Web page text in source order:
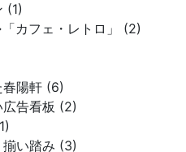
(1)
カフェ・レトロ」 (2)
春陽軒 (6)
広告看板 (2)
揃い踏み (3)